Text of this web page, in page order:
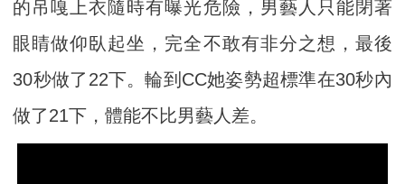
的吊嘎上衣隨時有曝光危險，男藝人只能閉著
眼睛做仰臥起坐，完全不敢有非分之想，最後
30秒做了22下。輪到CC她姿勢超標準在30秒內
做了21下，體能不比男藝人差。